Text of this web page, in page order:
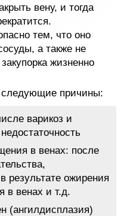
вену, и тогда
тем, что оно
а также не
жизненно
причины:
варикоз и
в венах: после
результате ожирения
в венах и т.д.
(ангилдисплазия)